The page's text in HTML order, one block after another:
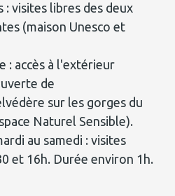
visites libres des deux
(maison Unesco et
: accès à l'extérieur
de
sur les gorges du
Naturel Sensible).
au samedi : visites
et 16h. Durée environ 1h.